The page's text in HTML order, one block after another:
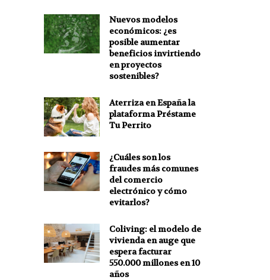
Nuevos modelos
económicos: ¿es
posible aumentar
beneficios invirtiendo
en proyectos
sostenibles?
Aterriza en España la
plataforma Préstame
Tu Perrito
¿Cuáles son los
fraudes más comunes
del comercio
electrónico y cómo
evitarlos?
Coliving: el modelo de
vivienda en auge que
espera facturar
550.000 millones en 10
años